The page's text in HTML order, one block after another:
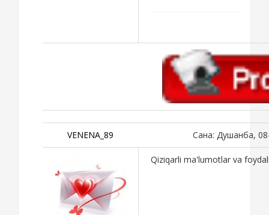
VENENA_89 Сана: Душанба,
Qiziqarli ma'lumotlar va